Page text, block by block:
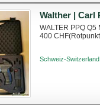
WALTER PPQ
400
Schweiz-